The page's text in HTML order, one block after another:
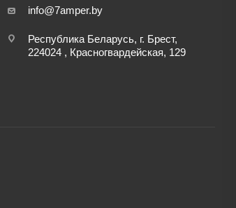
info@7amper.by
Республика Беларусь, г. Брест,
224024 , Красногвардейская, 129